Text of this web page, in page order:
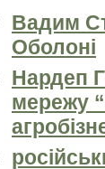
Вадим
Оболоні
Нардеп
мережу